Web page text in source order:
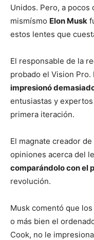
Unidos. Pero, a pocos
mismísmo Elon Musk
estos lentes que
El responsable de la
probado el Vision
impresionó
entusiastas y
primera iteración.
El magnate creador
opiniones acerca del
comparándolo con el
revolución.
Musk comentó que
o más bien el
Cook, no le